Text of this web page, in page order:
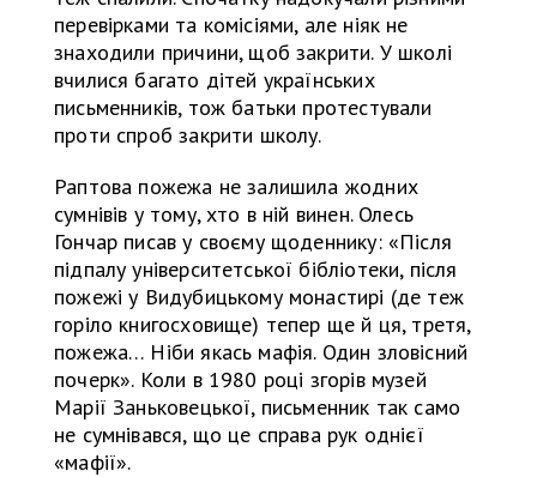
перевірками та комісіями, але ніяк не
знаходили причини, щоб закрити. У школі
вчилися багато дітей українських
письменників, тож батьки протестували
проти спроб закрити школу.
Раптова пожежа не залишила жодних
сумнівів у тому, хто в ній винен. Олесь
Гончар писав у своєму щоденнику: «Після
підпалу університетської бібліотеки, після
пожежі у Видубицькому монастирі (де теж
горіло книгосховище) тепер ще й ця, третя,
пожежа… Ніби якась мафія. Один зловісний
почерк». Коли в 1980 році згорів музей
Марії Заньковецької, письменник так само
не сумнівався, що це справа рук однієї
«мафії».